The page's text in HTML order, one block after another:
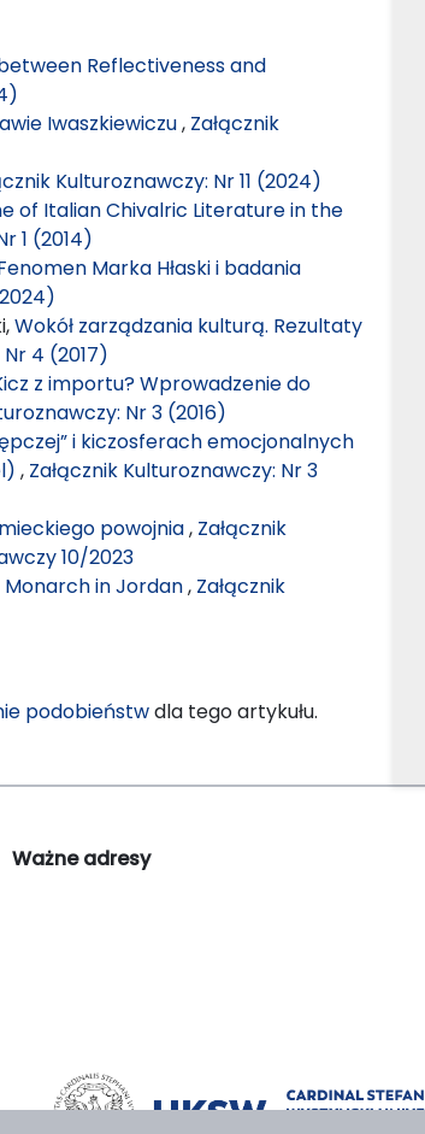
Reflectiveness and
Iwaszkiewiczu, Załącznik
Kulturoznawczy: Nr 11 (2024)
of Italian Chivalric Literature in the
1 (2014)
Marka Hłaski i badania
Wokół zarządzania kulturą. Rezultaty
4 (2017)
z importu? Wprowadzenie do
Nr 3 (2016)
i kiczosferach emocjonalnych
, Załącznik Kulturoznawczy: Nr 3
powojnia, Załącznik
10/2023
in Jordan, Załącznik
podobieństwdla tego artykułu.
Ważne adresy